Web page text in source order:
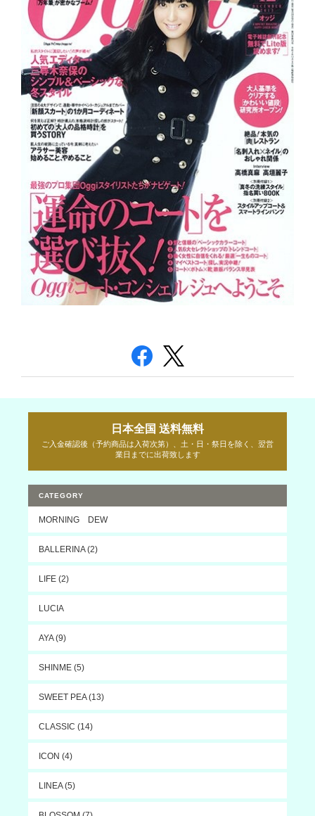
日本全国 送料無料
ご入金確認後（予約商品は入荷次第）、土・日・祭日を除く、翌営
業日までに出荷致します
CATEGORY
MORNING DEW
BALLERINA (2)
LIFE (2)
LUCIA
AYA (9)
SHINME (5)
SWEET PEA (13)
CLASSIC (14)
ICON (4)
LINEA (5)